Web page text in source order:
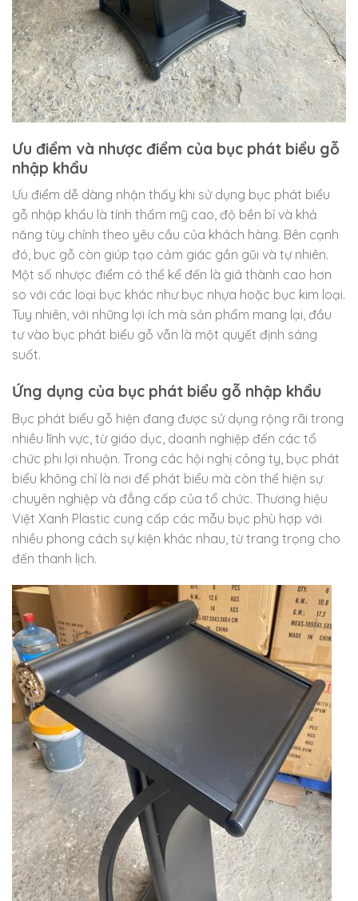
Ưu điểm và nhược điểm của bục phát biểu gỗ
nhập khẩu
Ưu điểm dễ dàng nhận thấy khi sử dụng bục phát biểu
gỗ nhập khẩu là tính thẩm mỹ cao, độ bền bỉ và khả
năng tùy chỉnh theo yêu cầu của khách hàng. Bên cạnh
đó, bục gỗ còn giúp tạo cảm giác gần gũi và tự nhiên.
Một số nhược điểm có thể kể đến là giá thành cao hơn
so với các loại bục khác như bục nhựa hoặc bục kim loại.
Tuy nhiên, với những lợi ích mà sản phẩm mang lại, đầu
tư vào bục phát biểu gỗ vẫn là một quyết định sáng
suốt.
Ứng dụng của bục phát biểu gỗ nhập khẩu
Bục phát biểu gỗ hiện đang được sử dụng rộng rãi trong
nhiều lĩnh vực, từ giáo dục, doanh nghiệp đến các tổ
chức phi lợi nhuận. Trong các hội nghị công ty, bục phát
biểu không chỉ là nơi để phát biểu mà còn thể hiện sự
chuyên nghiệp và đẳng cấp của tổ chức. Thương hiệu
Việt Xanh Plastic cung cấp các mẫu bục phù hợp với
nhiều phong cách sự kiện khác nhau, từ trang trọng cho
đến thanh lịch.